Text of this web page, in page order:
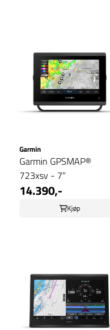
Garmin
Garmin GPSMAP®
723xsv - 7"
14.390,-
Kjøp